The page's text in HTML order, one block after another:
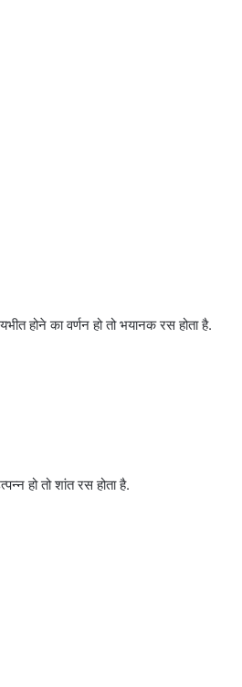
होने का वर्णन हो तो भयानक रस होता है.
हो तो शांत रस होता है.